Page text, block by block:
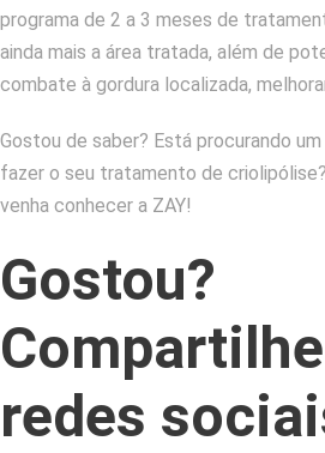
programa de 2 a 3 meses de
ainda mais a área tratada, além de
combate à gordura localizada,
Gostou de saber? Está procurando
fazer o seu tratamento de criolipólise?
venha conhecer a ZAY!
Gostou?
redes